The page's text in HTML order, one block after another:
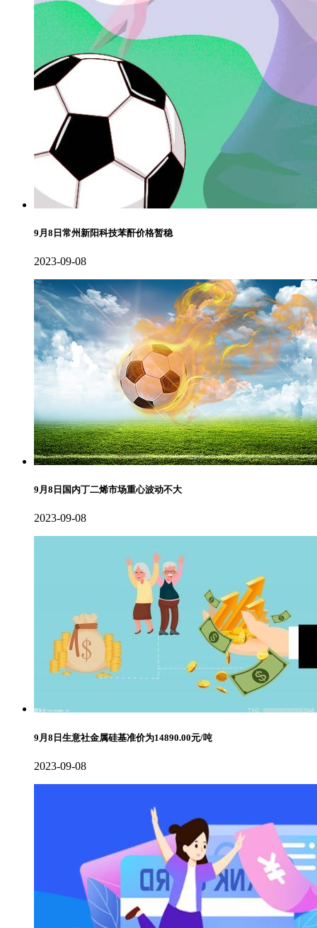
9月8日常州新阳科技苯酐价格暂稳
2023-09-08
9月8日国内丁二烯市场重心波动不大
2023-09-08
9月8日生意社金属硅基准价为14890.00元/吨
2023-09-08